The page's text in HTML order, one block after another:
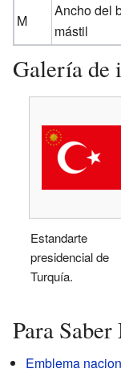
M
Ancho del
mástil
Galería de
Estandarte
presidencial de
Turquía.
Para Saber
Emblema